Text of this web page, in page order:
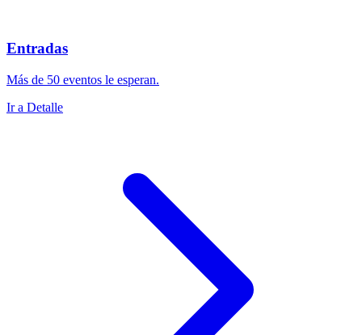
Entradas
Más de 50 eventos le esperan.
Ir a Detalle